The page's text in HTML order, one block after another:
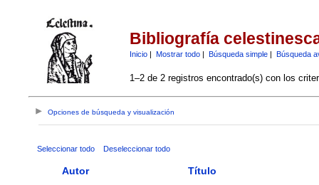
Bibliografía
Inicio| Mostrar todo| Búsqueda simple| Búsqueda
1–2 de 2 registros encontrado(s) con los
Opciones de búsqueda y visualización
Seleccionar todo Deseleccionar todo
Autor Título